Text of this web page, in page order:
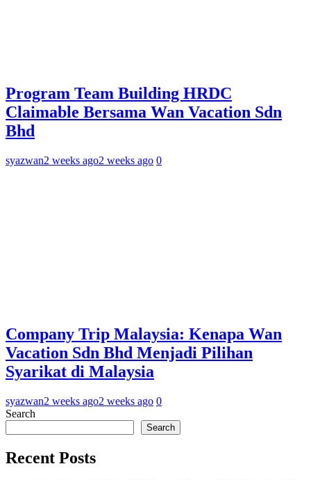
Program Team Building HRDC
Claimable Bersama Wan Vacation Sdn
Bhd
syazwan2 weeks ago2 weeks ago 0
Company Trip Malaysia: Kenapa Wan
Vacation Sdn Bhd Menjadi Pilihan
Syarikat di Malaysia
syazwan2 weeks ago2 weeks ago 0
Search
Search
Recent Posts